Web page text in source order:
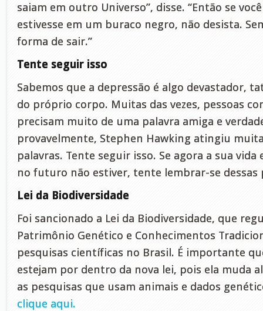
saiam em outro Universo”, disse. “Então se
estivesse em um buraco negro, não desista.
forma de sair.”
Tente seguir isso
Sabemos que a depressão é algo devastador,
do próprio corpo. Muitas das vezes, pessoas
precisam muito de uma palavra amiga e
provavelmente, Stephen Hawking atingiu
palavras. Tente seguir isso. Se agora a sua vida
no futuro não estiver, tente lembrar-se dessas
Lei da Biodiversidade
Foi sancionado a Lei da Biodiversidade, que
Patrimônio Genético e Conhecimentos
pesquisas científicas no Brasil. É importante
estejam por dentro da nova lei, pois ela muda
as pesquisas que usam animais e dados
clique aqui.